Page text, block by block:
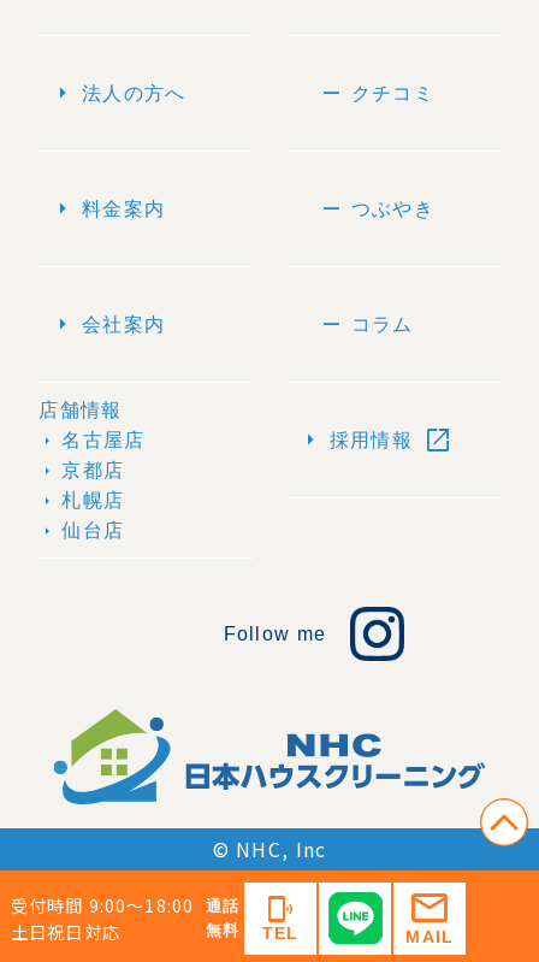
受付時間 9:00〜18:00
土日祝日対応
通話
無料
phonelink_ring
TEL
mail
MAIL
arrow_right 法人の方へ
arrow_right 料金案内
arrow_right 会社案内
店舗情報
arrow_right 名古屋店
arrow_right 京都店
arrow_right 札幌店
arrow_right 仙台店
remove クチコミ
remove つぶやき
remove コラム
arrow_right 採用情報 open_in_new
Follow me
© NHC, Inc